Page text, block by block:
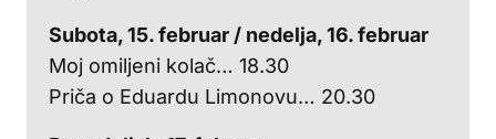
Subota, 15. februar / nedelja, 16. februar
Moj omiljeni kolač… 18.30
Priča o Eduardu Limonovu… 20.30